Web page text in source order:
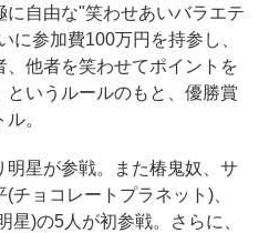
に自由な"笑わせあいバラエテ
に参加費100万円を持参し、
、他者を笑わせてポイントを
いうルールのもと、優勝賞
。
星が参戦。また椿鬼奴、サ
チョコレートプラネット)、
星)の5人が初参戦。さらに、